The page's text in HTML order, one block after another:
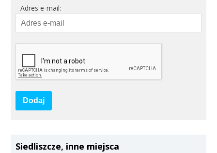
Adres e-mail:
Dodaj
Siedliszcze, inne miejsca